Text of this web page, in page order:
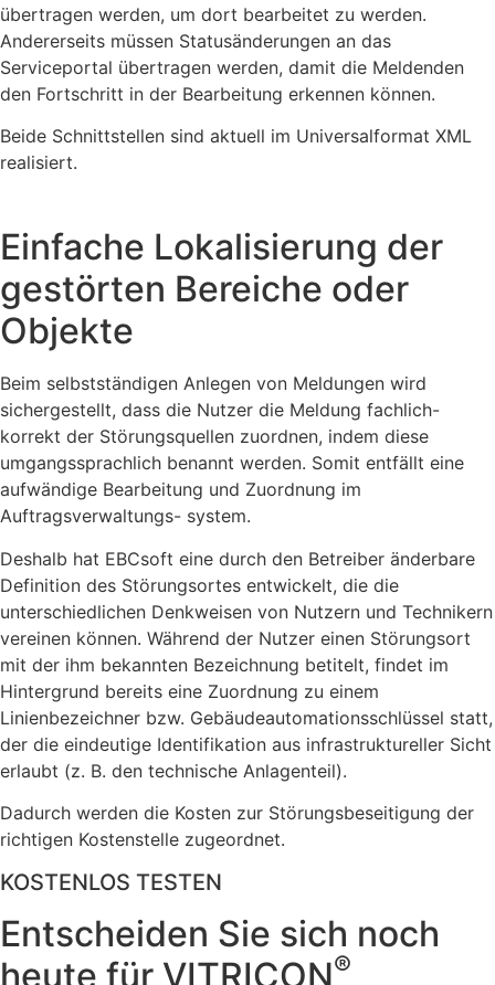
übertragen werden, um dort bearbeitet zu werden.
Andererseits müssen Statusänderungen an das
Serviceportal übertragen werden, damit die Meldenden
den Fortschritt in der Bearbeitung erkennen können.
Beide Schnittstellen sind aktuell im Universalformat XML
realisiert.
Einfache Lokalisierung der
gestörten Bereiche oder
Objekte
Beim selbstständigen Anlegen von Meldungen wird
sichergestellt, dass die Nutzer die Meldung fachlich-
korrekt der Störungsquellen zuordnen, indem diese
umgangssprachlich benannt werden. Somit entfällt eine
aufwändige Bearbeitung und Zuordnung im
Auftragsverwaltungs- system.
Deshalb hat EBCsoft eine durch den Betreiber änderbare
Definition des Störungsortes entwickelt, die die
unterschiedlichen Denkweisen von Nutzern und Technikern
vereinen können. Während der Nutzer einen Störungsort
mit der ihm bekannten Bezeichnung betitelt, findet im
Hintergrund bereits eine Zuordnung zu einem
Linienbezeichner bzw. Gebäudeautomationsschlüssel statt,
der die eindeutige Identifikation aus infrastruktureller Sicht
erlaubt (z. B. den technische Anlagenteil).
Dadurch werden die Kosten zur Störungsbeseitigung der
richtigen Kostenstelle zugeordnet.
KOSTENLOS TESTEN
Entscheiden Sie sich noch
heute für VITRICON®